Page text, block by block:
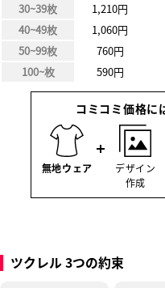
30~39枚
1,210円
40~49枚
1,060円
50~99枚
760円
100~枚
590円
ツクレル 3つの約束